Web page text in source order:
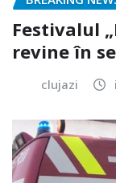
Festivalul
revine în
clujazi